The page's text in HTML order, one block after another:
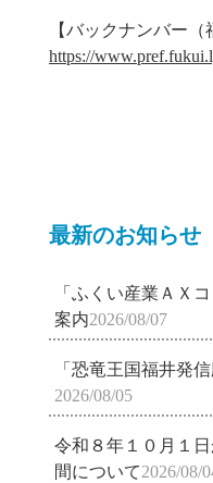
【バックナンバー（
https://
最新のお知らせ
「ふくい産業ＡＸ
案内2026/08/07
「恐竜王国福井発
2026/08/05
令和８年１０月１
間について2026/08/